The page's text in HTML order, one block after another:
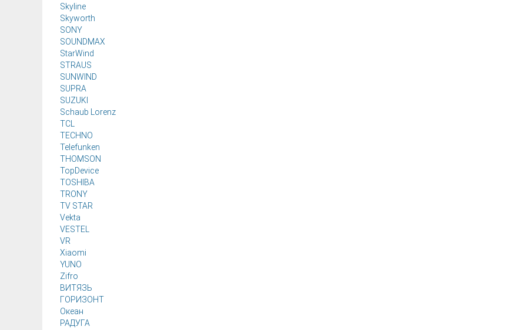
Skyline
Skyworth
SONY
SOUNDMAX
StarWind
STRAUS
SUNWIND
SUPRA
SUZUKI
Sсhaub Lorenz
TCL
TECHNO
Telefunken
THOMSON
TopDevice
TOSHIBA
TRONY
TV STAR
Vekta
VESTEL
VR
Xiaomi
YUNO
Zifro
ВИТЯЗЬ
ГОРИЗОНТ
Океан
РАДУГА